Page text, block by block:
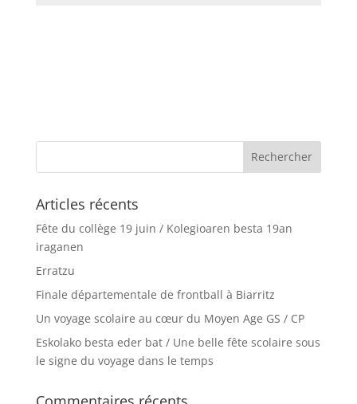
Articles récents
Fête du collège 19 juin / Kolegioaren besta 19an
iraganen
Erratzu
Finale départementale de frontball à Biarritz
Un voyage scolaire au cœur du Moyen Age GS / CP
Eskolako besta eder bat / Une belle fête scolaire sous
le signe du voyage dans le temps